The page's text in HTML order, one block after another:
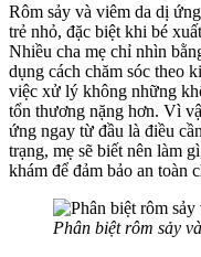
Rôm sảy và viêm da dị
trẻ nhỏ, đặc biệt khi bé
Nhiều cha mẹ chỉ nhìn
dụng cách chăm sóc theo
việc xử lý không những
tổn thương nặng hơn. Vì
ứng ngay từ đầu là điều
trạng, mẹ sẽ biết nên làm
khám để đảm bảo an toàn
Phân biệt rôm sảy